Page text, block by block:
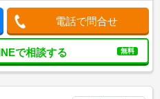
電話で問合せ
で相談する 無料